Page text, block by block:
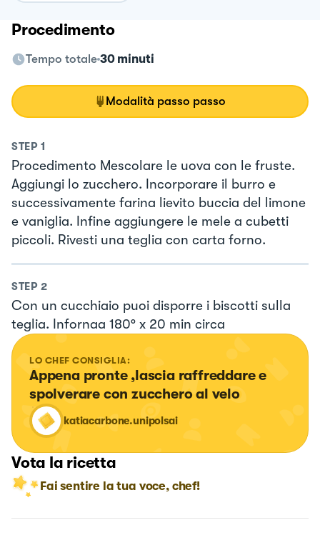
Procedimento
Tempo totale 30 minuti
Modalità passo passo
STEP 1
Procedimento Mescolare le uova con le fruste.
Aggiungi lo zucchero. Incorporare il burro e
successivamente farina lievito buccia del limone
e vaniglia. Infine aggiungere le mele a cubetti
piccoli. Rivesti una teglia con carta forno.
STEP 2
Con un cucchiaio puoi disporre i biscotti sulla
teglia. Infornaa 180° x 20 min circa
LO CHEF CONSIGLIA:
Appena pronte ,lascia raffreddare e
spolverare con zucchero al velo
katiacarbone.unipolsai
Vota la ricetta
Fai sentire la tua voce, chef!